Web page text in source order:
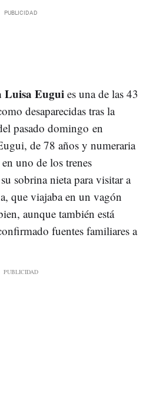
Luisa Eugui es una de las 43
desaparecidas tras la
pasado domingo en
de 78 años y numeraria
uno de los trenes
sobrina nieta para visitar a
que viajaba en un vagón
aunque también está
fuentes familiares a